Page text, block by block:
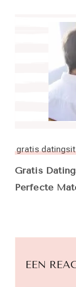
gratis
Gratis
Perfecte
EEN